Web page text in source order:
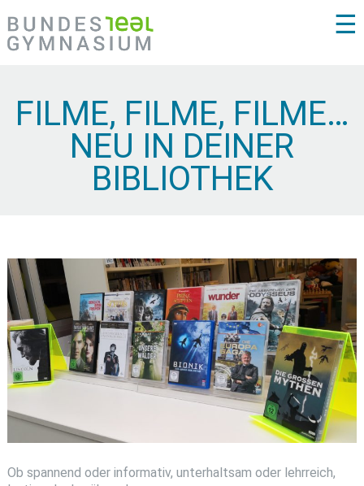
☰
FILME, FILME, FILME…
NEU IN DEINER
BIBLIOTHEK
Ob spannend oder informativ, unterhaltsam oder lehrreich,